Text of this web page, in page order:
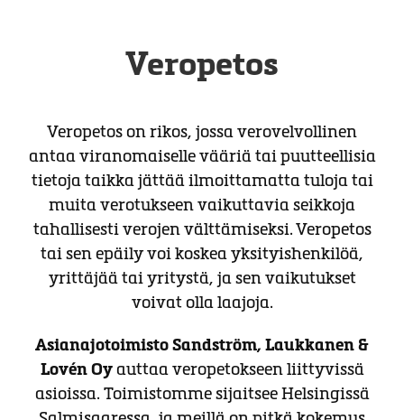
Veropetos
Veropetos on rikos, jossa verovelvollinen
antaa viranomaiselle vääriä tai puutteellisia
tietoja taikka jättää ilmoittamatta tuloja tai
muita verotukseen vaikuttavia seikkoja
tahallisesti verojen välttämiseksi. Veropetos
tai sen epäily voi koskea yksityishenkilöä,
yrittäjää tai yritystä, ja sen vaikutukset
voivat olla laajoja.
Asianajotoimisto Sandström, Laukkanen &
Lovén Oyauttaa veropetokseen liittyvissä
asioissa. Toimistomme sijaitsee Helsingissä